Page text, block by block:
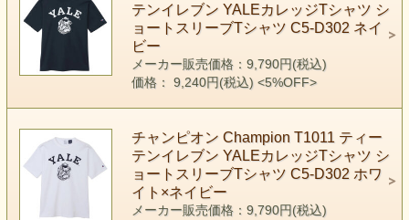
テンイレブン YALEカレッジTシャツ シ
ョートスリーブTシャツ C5-D302 ネイ
ビー
メーカー販売価格：9,790円(税込)
価格： 9,240円(税込) <5%OFF>
チャンピオン Champion T1011 ティー
テンイレブン YALEカレッジTシャツ シ
ョートスリーブTシャツ C5-D302 ホワ
イト×ネイビー
メーカー販売価格：9,790円(税込)